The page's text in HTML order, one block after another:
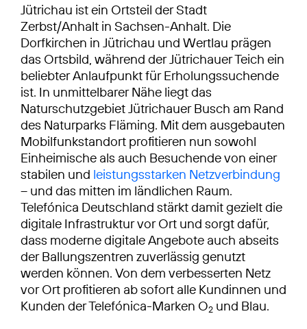
Jütrichau ist ein Ortsteil der Stadt
Zerbst/Anhalt in Sachsen-Anhalt. Die
Dorfkirchen in Jütrichau und Wertlau prägen
das Ortsbild, während der Jütrichauer Teich ein
beliebter Anlaufpunkt für Erholungssuchende
ist. In unmittelbarer Nähe liegt das
Naturschutzgebiet Jütrichauer Busch am Rand
des Naturparks Fläming. Mit dem ausgebauten
Mobilfunkstandort profitieren nun sowohl
Einheimische als auch Besuchende von einer
stabilen und leistungsstarken Netzverbindung
– und das mitten im ländlichen Raum.
Telefónica Deutschland stärkt damit gezielt die
digitale Infrastruktur vor Ort und sorgt dafür,
dass moderne digitale Angebote auch abseits
der Ballungszentren zuverlässig genutzt
werden können. Von dem verbesserten Netz
vor Ort profitieren ab sofort alle Kundinnen und
Kunden der Telefónica-Marken O2 und Blau.